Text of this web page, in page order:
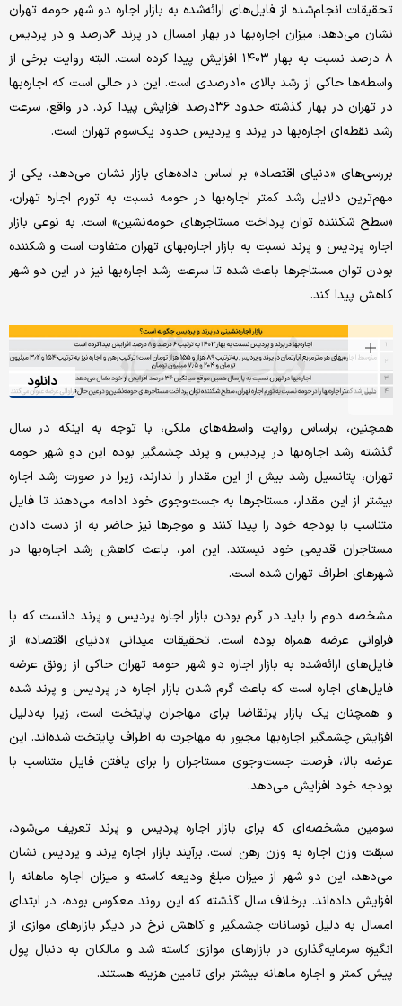
تحقیقات انجام‌شده از فایل‌‌‌های ارائه‌شده به بازار اجاره دو شهر حومه تهران
نشان می‌دهد، میزان اجاره‌‌‌بها در بهار امسال در پرند ۶درصد و در پردیس
۸ درصد نسبت به بهار ۱۴۰۳ افزایش پیدا کرده است. البته روایت برخی از
واسطه‌ها حاکی از رشد بالای ۱۰درصدی است. این در حالی است که اجاره‌‌‌بها
در تهران در بهار گذشته حدود ۳۶درصد افزایش پیدا کرد. در واقع، سرعت
رشد نقطه‌‌‌ای اجاره‌‌‌بها در پرند و پردیس حدود یک‌سوم تهران است.
بررسی‌‌‌های «دنیای اقتصاد» بر اساس داده‌های بازار نشان می‌دهد، یکی از
مهم‌ترین دلایل رشد کمتر اجاره‌‌‌بها در حومه نسبت به تورم اجاره تهران،
«سطح شکننده توان پرداخت مستاجرهای حومه‌‌‌نشین» است. به نوعی بازار
اجاره پردیس و پرند نسبت به بازار اجاره‌‌‌بهای تهران متفاوت است و شکننده
بودن توان مستاجرها باعث شده تا سرعت رشد اجاره‌بها نیز در این دو شهر
کاهش پیدا ‌‌‌کند.
دانلود
همچنین، براساس روایت واسطه‌های ملکی، با توجه به اینکه در سال
گذشته رشد اجاره‌بها در پردیس و پرند چشمگیر بوده این دو شهر حومه
تهران، پتانسیل رشد بیش از این مقدار را ندارند، زیرا در صورت رشد اجاره
بیشتر از این مقدار، مستاجرها به جست‌وجوی خود ادامه می‌دهند تا فایل
متناسب با بودجه خود را پیدا کنند و موجرها نیز حاضر به از دست دادن
مستاجران قدیمی خود نیستند. این امر، باعث کاهش رشد اجاره‌‌‌بها در
شهرهای اطراف تهران شده است.
مشخصه دوم را باید در گرم بودن بازار اجاره پردیس و پرند دانست که با
فراوانی عرضه همراه بوده است. تحقیقات میدانی «دنیای اقتصاد» از
فایل‌‌‌های ارائه‌‌‌شده به بازار اجاره دو شهر حومه تهران حاکی از رونق عرضه
فایل‌‌‌های اجاره است که باعث گرم شدن بازار اجاره در پردیس و پرند شده
و همچنان یک بازار پرتقاضا برای مهاجران پایتخت است، زیرا به‌‌‌دلیل
افزایش چشمگیر اجاره‌‌‌بها مجبور به مهاجرت به اطراف پایتخت شده‌‌‌اند. این
عرضه بالا، فرصت جست‌وجوی مستاجران را برای یافتن فایل متناسب با
بودجه خود افزایش می‌دهد.
سومین مشخصه‌‌‌ای که برای بازار اجاره پردیس و پرند تعریف می‌شود،
سبقت وزن اجاره به وزن رهن است. برآیند بازار اجاره پرند و پردیس نشان
می‌دهد، این دو شهر از میزان مبلغ ودیعه کاسته و میزان اجاره ماهانه را
افزایش داده‌‌‌اند. برخلاف سال گذشته که این روند معکوس بوده، در ابتدای
امسال به دلیل نوسانات چشمگیر و کاهش نرخ در دیگر بازارهای موازی از
انگیزه سرمایه‌‌‌گذاری در بازارهای موازی کاسته شد و مالکان به دنبال پول
پیش کمتر و اجاره ماهانه بیشتر برای تامین هزینه هستند.